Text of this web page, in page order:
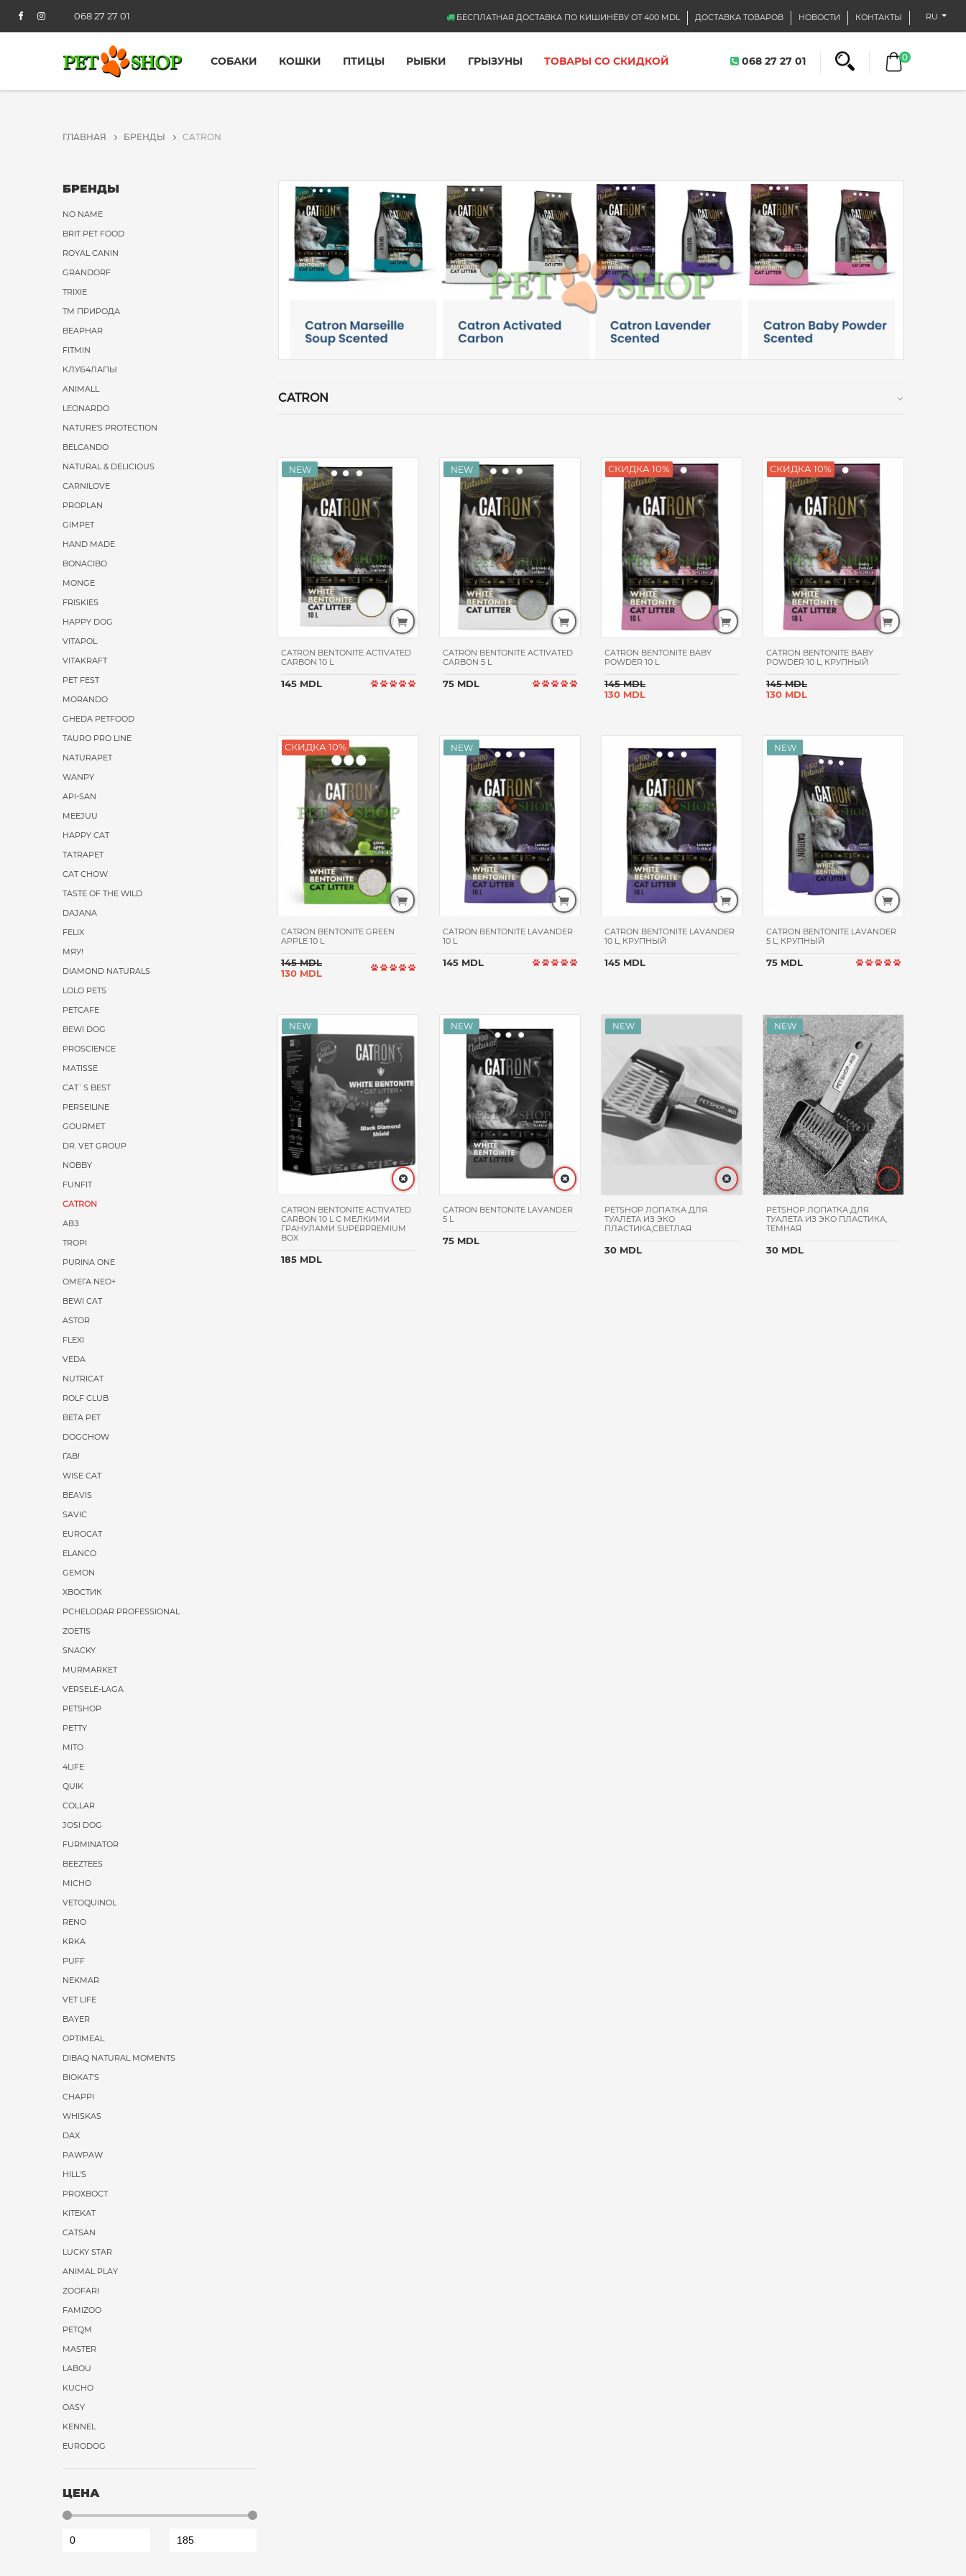
068 27 27 01 БЕСПЛАТНАЯ ДОСТАВКА ПО КИШИНЁВУ ОТ 400 MDL ДОСТАВКА ТОВАРОВ НОВОСТИ КОНТАКТЫ RU
СОБАКИ КОШКИ ПТИЦЫ РЫБКИ ГРЫЗУНЫ ТОВАРЫ СО СКИДКОЙ 068 27 27 01 0
ГЛАВНАЯ БРЕНДЫ CATRON
БРЕНДЫ
NO NAME
BRIT PET FOOD
ROYAL CANIN
GRANDORF
TRIXIE
ТМ ПРИРОДА
BEAPHAR
FITMIN
КЛУБ4ЛАПЫ
ANIMALL
LEONARDO
NATURE'S PROTECTION
BELCANDO
NATURAL & DELICIOUS
CARNILOVE
PROPLAN
GIMPET
HAND MADE
BONACIBO
MONGE
FRISKIES
HAPPY DOG
VITAPOL
VITAKRAFT
PET FEST
MORANDO
GHEDA PETFOOD
TAURO PRO LINE
NATURAPET
WANPY
API-SAN
MEEJUU
HAPPY CAT
TATRAPET
CAT CHOW
TASTE OF THE WILD
DAJANA
FELIX
МЯУ!
DIAMOND NATURALS
LOLO PETS
PETCAFE
BEWI DOG
PROSCIENCE
MATISSE
CAT`S BEST
PERSEILINE
GOURMET
DR. VET GROUP
NOBBY
FUNFIT
CATRON
АВЗ
TROPI
PURINA ONE
ОМЕГА NEO+
BEWI CAT
ASTOR
FLEXI
VEDA
NUTRICAT
ROLF CLUB
BETA PET
DOGCHOW
ГАВ!
WISE CAT
BEAVIS
SAVIC
EUROCAT
ELANCO
GEMON
ХВОСТИК
PCHELODAR PROFESSIONAL
ZOETIS
SNACKY
MURMARKET
VERSELE-LAGA
PETSHOP
PETTY
MITO
4LIFE
QUIK
COLLAR
JOSI DOG
FURMINATOR
BEEZTEES
MICHO
VETOQUINOL
RENO
KRKA
PUFF
NEKMAR
VET LIFE
BAYER
OPTIMEAL
DIBAQ NATURAL MOMENTS
BIOKAT'S
CHAPPI
WHISKAS
DAX
PAWPAW
HILL'S
PROХВОСТ
KITEKAT
CATSAN
LUCKY STAR
ANIMAL PLAY
ZOOFARI
FAMIZOO
PETQM
MASTER
LABOU
KUCHO
OASY
KENNEL
EURODOG
ЦЕНА
CATRON
CATRON BENTONITE ACTIVATED
CARBON 10 L
145 MDL
CATRON BENTONITE ACTIVATED
CARBON 5 L
75 MDL
СКИДКА 10%
CATRON BENTONITE BABY
POWDER 10 L
145 MDL
130 MDL
СКИДКА 10%
CATRON BENTONITE BABY
POWDER 10 L, КРУПНЫЙ
145 MDL
130 MDL
СКИДКА 10%
CATRON BENTONITE GREEN
APPLE 10 L
145 MDL
130 MDL
CATRON BENTONITE LAVANDER
10 L
145 MDL
CATRON BENTONITE LAVANDER
10 L, КРУПНЫЙ
145 MDL
CATRON BENTONITE LAVANDER
5 L, КРУПНЫЙ
75 MDL
CATRON BENTONITE ACTIVATED
CARBON 10 L С МЕЛКИМИ
ГРАНУЛАМИ SUPERPREMIUM
BOX
185 MDL
CATRON BENTONITE LAVANDER
5 L
75 MDL
PETSHOP ЛОПАТКА ДЛЯ
ТУАЛЕТА ИЗ ЭКО
ПЛАСТИКА,СВЕТЛАЯ
30 MDL
PETSHOP ЛОПАТКА ДЛЯ
ТУАЛЕТА ИЗ ЭКО ПЛАСТИКА,
ТЕМНАЯ
30 MDL